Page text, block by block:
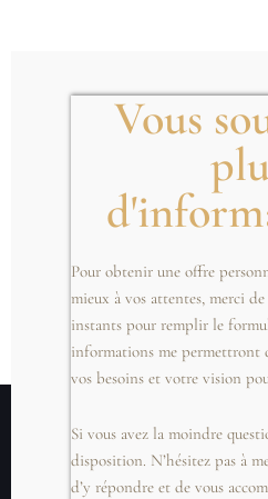
Vous
Pour obtenir une offre
mieux à vos attentes, merci
instants pour remplir le
informations me permettront
vos besoins et votre vision
Si vous avez la moindre
disposition. N’hésitez pas à
d’y répondre et de vous